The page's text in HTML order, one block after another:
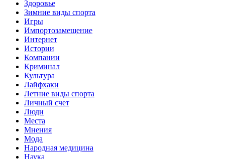
Здоровье
Зимние виды спорта
Игры
Импортозамещение
Интернет
Истории
Компании
Криминал
Культура
Лайфхаки
Летние виды спорта
Личный счет
Люди
Места
Мнения
Мода
Народная медицина
Наука